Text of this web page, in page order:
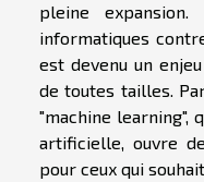
pleine
informatiques
est devenu un
de toutes tailles.
"machine learning",
artificielle, ouvre
pour ceux qui